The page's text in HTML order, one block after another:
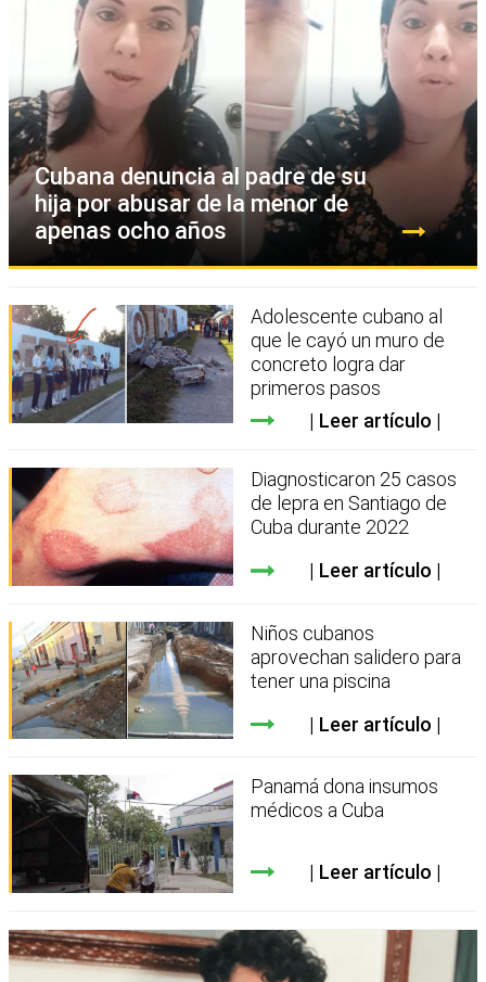
Cubana denuncia al padre de su
hija por abusar de la menor de
apenas ocho años
Adolescente cubano al
que le cayó un muro de
concreto logra dar
primeros pasos
Leer artículo
Diagnosticaron 25 casos
de lepra en Santiago de
Cuba durante 2022
Leer artículo
Niños cubanos
aprovechan salidero para
tener una piscina
Leer artículo
Panamá dona insumos
médicos a Cuba
Leer artículo